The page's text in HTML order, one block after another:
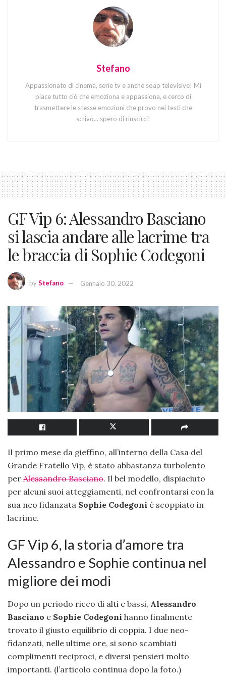
Stefano
Appassionato di cinema, serie tv e anche soap televisive! Mi
piace tutto ciò che emoziona e appassiona, e cerco di
trasmettere le stesse emozioni che provo nei testi che
scrivo... spero di riuscirci!
GF Vip 6: Alessandro Basciano
si lascia andare alle lacrime tra
le braccia di Sophie Codegoni
byStefano Gennaio 30, 2022
Il primo mese da gieffino, all’interno della Casa del
Grande Fratello Vip, è stato abbastanza turbolento
per Alessandro Basciano. Il bel modello, dispiaciuto
per alcuni suoi atteggiamenti, nel confrontarsi con la
sua neo fidanzata Sophie Codegoni è scoppiato in
lacrime.
GF Vip 6, la storia d’amore tra
Alessandro e Sophie continua nel
migliore dei modi
Dopo un periodo ricco di alti e bassi, Alessandro
Basciano e Sophie Codegoni hanno finalmente
trovato il giusto equilibrio di coppia. I due neo-
fidanzati, nelle ultime ore, si sono scambiati
complimenti reciproci, e diversi pensieri molto
importanti. (l’articolo continua dopo la foto.)